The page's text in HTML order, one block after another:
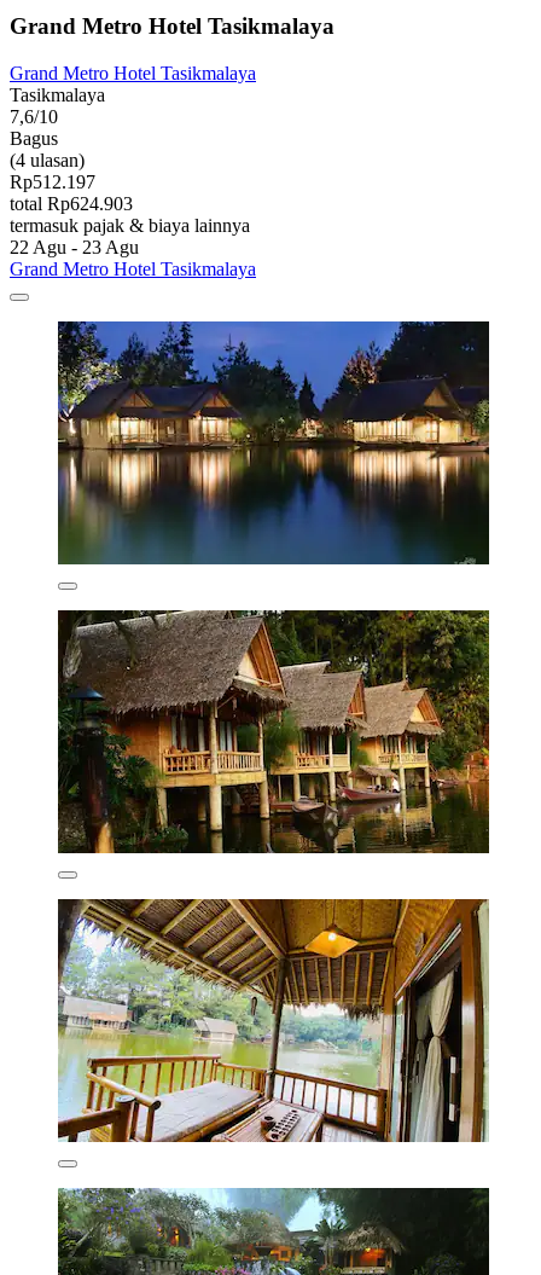
Grand Metro Hotel Tasikmalaya
Grand Metro Hotel Tasikmalaya
Tasikmalaya
7,6/10
Bagus
(4 ulasan)
Rp512.197
total Rp624.903
termasuk pajak & biaya lainnya
22 Agu - 23 Agu
Grand Metro Hotel Tasikmalaya